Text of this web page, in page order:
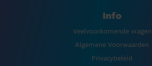
Info
Veelvoorkomende vragen
Algemene Voorwaarden
Privacybeleid